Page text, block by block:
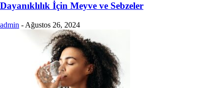
Dayanıklılık İçin Meyve ve Sebzeler
admin - Ağustos 26, 2024